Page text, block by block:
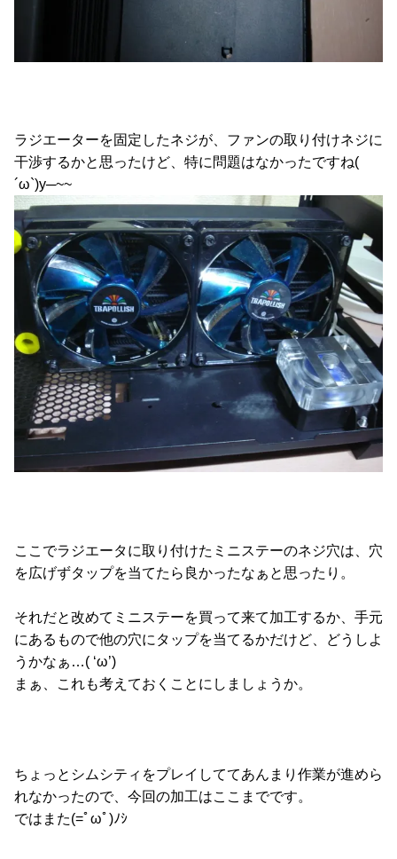
ラジエーターを固定したネジが、ファンの取り付けネジに
干渉するかと思ったけど、特に問題はなかったですね(
´ω`)y─~~
ここでラジエータに取り付けたミニステーのネジ穴は、穴
を広げずタップを当てたら良かったなぁと思ったり。
それだと改めてミニステーを買って来て加工するか、手元
にあるもので他の穴にタップを当てるかだけど、どうしよ
うかなぁ…( ‘ω’)
まぁ、これも考えておくことにしましょうか。
ちょっとシムシティをプレイしててあんまり作業が進めら
れなかったので、今回の加工はここまでです。
ではまた(=ﾟωﾟ)ﾉｼ